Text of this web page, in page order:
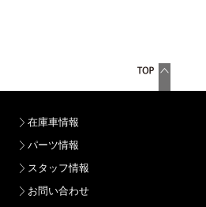
在庫車情報
パーツ情報
スタッフ情報
お問い合わせ